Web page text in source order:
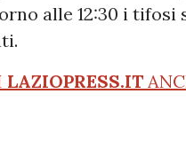
alle 12:30 i tifosi
LAZIOPRESS.IT